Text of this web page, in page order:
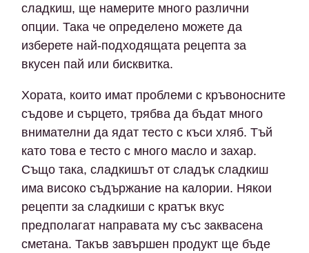
сладкиш, ще намерите много различни
опции. Така че определено можете да
изберете най-подходящата рецепта за
вкусен пай или бисквитка.
Хората, които имат проблеми с кръвоносните
съдове и сърцето, трябва да бъдат много
внимателни да ядат тесто с къси хляб. Тъй
като това е тесто с много масло и захар.
Също така, сладкишът от сладък сладкиш
има високо съдържание на калории. Някои
рецепти за сладкиши с кратък вкус
предполагат направата му със заквасена
сметана. Такъв завършен продукт ще бъде